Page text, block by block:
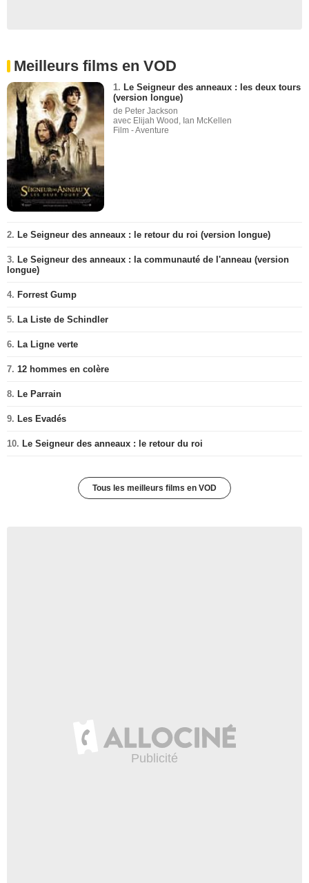
Meilleurs films en VOD
1. Le Seigneur des anneaux : les deux tours
(version longue)
de Peter Jackson
avec Elijah Wood, Ian McKellen
Film - Aventure
2. Le Seigneur des anneaux : le retour du roi (version longue)
3. Le Seigneur des anneaux : la communauté de l'anneau (version
longue)
4. Forrest Gump
5. La Liste de Schindler
6. La Ligne verte
7. 12 hommes en colère
8. Le Parrain
9. Les Evadés
10. Le Seigneur des anneaux : le retour du roi
Tous les meilleurs films en VOD